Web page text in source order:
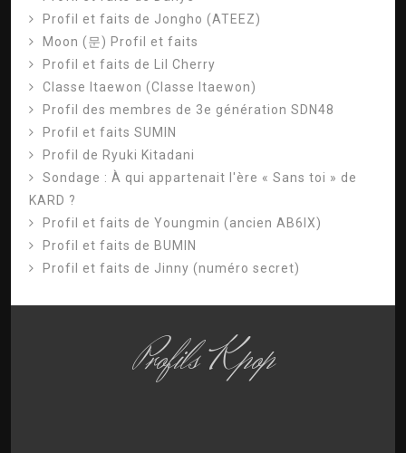
Profil et faits de Jongho (ATEEZ)
Moon (문) Profil et faits
Profil et faits de Lil Cherry
Classe Itaewon (Classe Itaewon)
Profil des membres de 3e génération SDN48
Profil et faits SUMIN
Profil de Ryuki Kitadani
Sondage : À qui appartenait l'ère « Sans toi » de
KARD ?
Profil et faits de Youngmin (ancien AB6IX)
Profil et faits de BUMIN
Profil et faits de Jinny (numéro secret)
Profils Kpop